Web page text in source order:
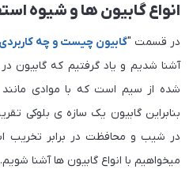
انواع گابیون ها و شیوه
در قسمت "گابیون چیست و چه
آشنا شدیم و یاد گرفتیم که
شده از سیم است که با موادی
بنابراین گابیون یک سازه ی بلوکی
در شیب و محافظت در برابر تخریب
میخواهیم با انواع گابیون ها آشنا شویم.